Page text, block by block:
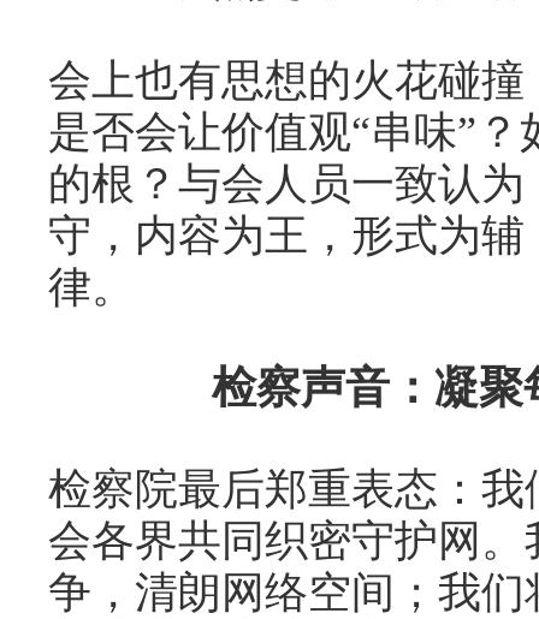
会上也有思想的火花碰
是否会让价值观“串味”
的根？与会人员一致认
守，内容为王，形式为
律。
检察声音：凝
检察院最后郑重表态：
会各界共同织密守护网
争，清朗网络空间；我